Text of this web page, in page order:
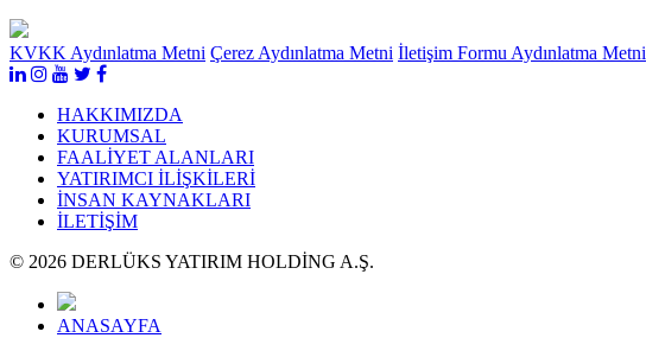
KVKK Aydınlatma Metni Çerez Aydınlatma Metni İletişim Formu Aydınlatma Metni
HAKKIMIZDA
KURUMSAL
FAALİYET ALANLARI
YATIRIMCI İLİŞKİLERİ
İNSAN KAYNAKLARI
İLETİŞİM
© 2026 DERLÜKS YATIRIM HOLDİNG A.Ş.
ANASAYFA